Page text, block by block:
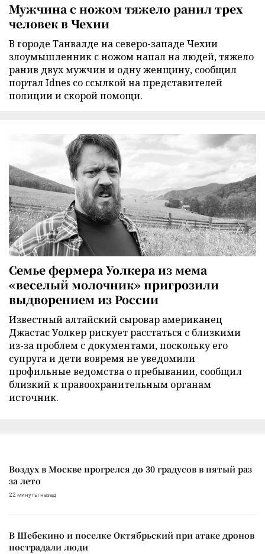
Мужчина с ножом тяжело ранил трех
человек в Чехии
В городе Танвалде на северо-западе Чехии
злоумышленник с ножом напал на людей, тяжело
ранив двух мужчин и одну женщину, сообщил
портал Idnes со ссылкой на представителей
полиции и скорой помощи.
Семье фермера Уолкера из мема
«веселый молочник» пригрозили
выдворением из России
Известный алтайский сыровар американец
Джастас Уолкер рискует расстаться с близкими
из-за проблем с документами, поскольку его
супруга и дети вовремя не уведомили
профильные ведомства о пребывании, сообщил
близкий к правоохранительным органам
источник.
Воздух в Москве прогрелся до 30 градусов в пятый раз
за лето
22 минуты назад
В Шебекино и поселке Октябрьский при атаке дронов
пострадали люди